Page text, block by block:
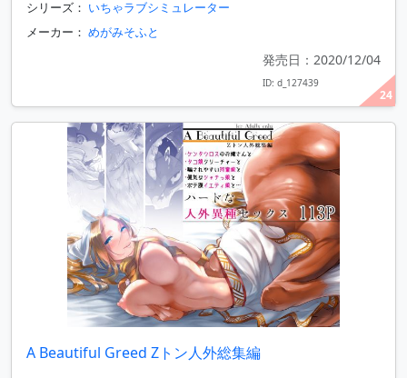
24
シリーズ： いちゃラブシミュレーター
メーカー： めがみそふと
発売日：2020/12/04
ID: d_127439
A Beautiful Greed Zトン人外総集編